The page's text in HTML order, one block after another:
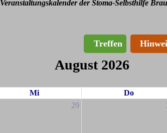
Veranstaltungskalender der Stoma-Selbsthilfe
Treffen
August 2026
Mi Do
29